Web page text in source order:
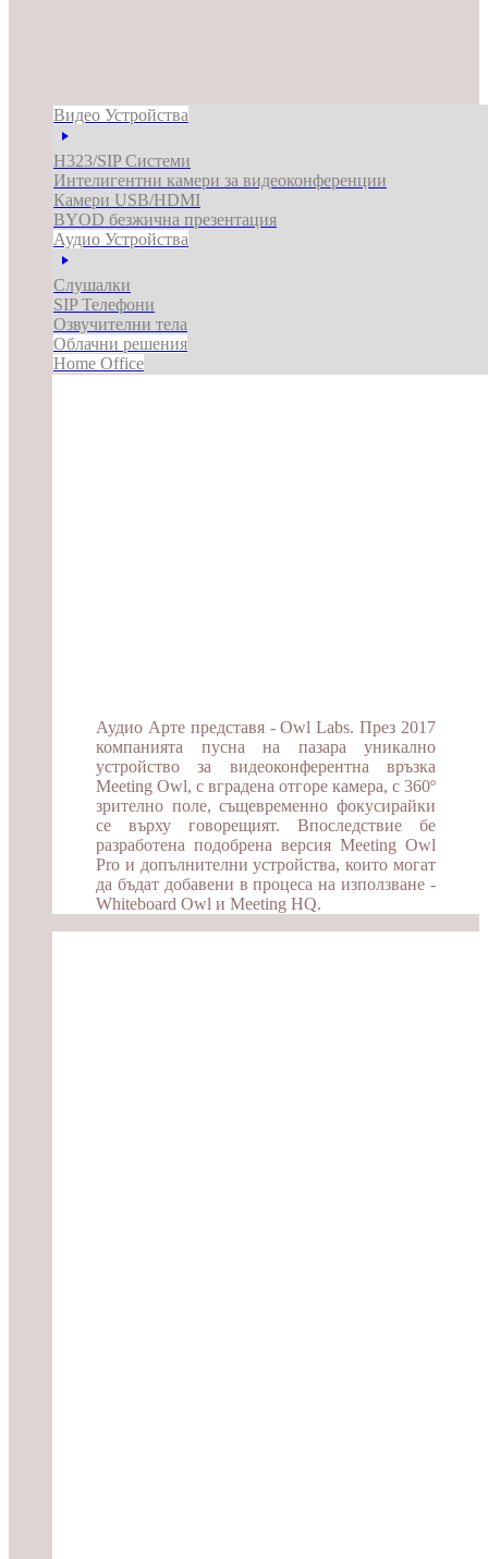
Видео Устройства
H323/SIP Системи
Интелигентни камери за видеоконференции
Камери USB/HDMI
BYOD безжична презентация
Аудио Устройства
Слушалки
SIP Телефони
Озвучителни тела
Облачни решения
Home Office
Аудио Арте представя - Owl Labs. През 2017
компанията пусна на пазара уникално
устройство за видеоконферентна връзка
Meeting Owl, с вградена отгоре камера, с 360º
зрително поле, същевременно фокусирайки
се върху говорещият. Впоследствие бе
разработена подобрена версия Meeting Owl
Pro и допълнителни устройства, които могат
да бъдат добавени в процеса на използване -
Whiteboard Owl и Meeting HQ.